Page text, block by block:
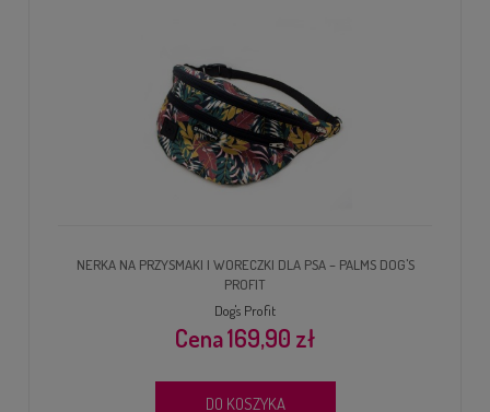
NERKA NA PRZYSMAKI I WORECZKI DLA PSA – PALMS DOG'S
PROFIT
Dog's Profit
169,90 zł
DO KOSZYKA